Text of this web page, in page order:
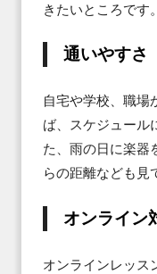
きたいところです。
通いやすさ
自宅や学校、職場
ば、スケジュール
た、雨の日に楽器
らの距離なども見
オンライン
オンラインレッス